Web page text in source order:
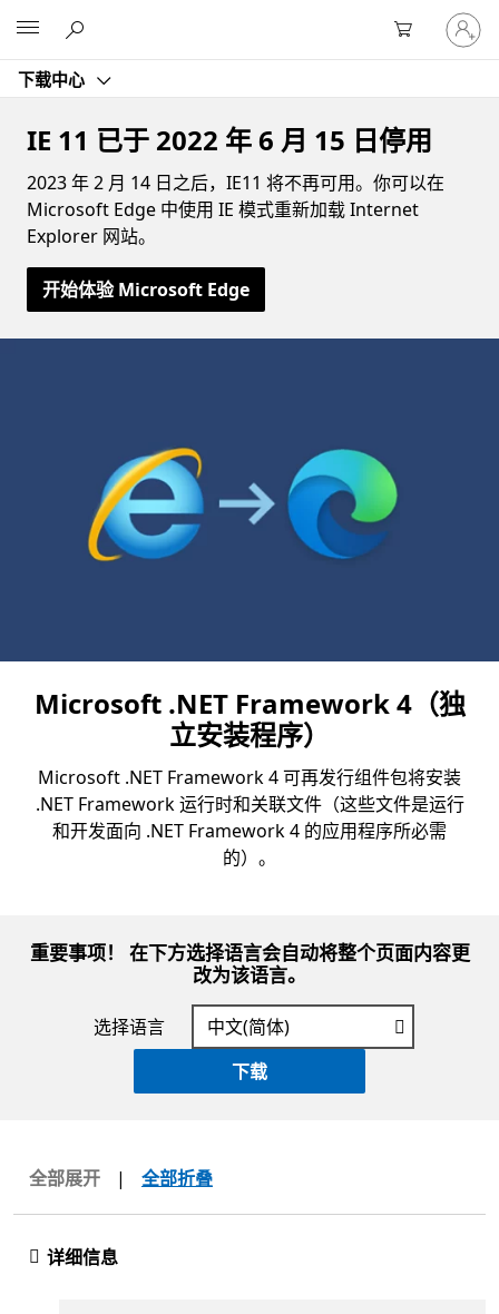
下载中心
请
登
录
IE 11 已于 2022 年 6 月 15 日停用
2023 年 2 月 14 日之后，IE11 将不再可用。你可以在
Microsoft Edge 中使用 IE 模式重新加载 Internet
Explorer 网站。
开始体验 Microsoft Edge
Microsoft .NET Framework 4（独
立安装程序）
Microsoft .NET Framework 4 可再发行组件包将安装
.NET Framework 运行时和关联文件（这些文件是运行
和开发面向 .NET Framework 4 的应用程序所必需
的）。
重要事项！ 在下方选择语言会自动将整个页面内容更
改为该语言。
选择语言
下载
全部展开 | 全部折叠
详细信息